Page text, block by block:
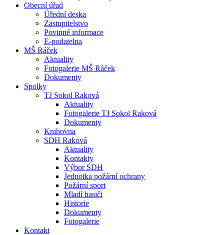
Obecní úřad
Úřední deska
Zastupitelstvo
Povinné informace
E-podatelna
MŠ Ráček
Aktuality
Fotogalerie MŠ Ráček
Dokumenty
Spolky
TJ Sokol Raková
Aktuality
Fotogalerie TJ Sokol Raková
Dokumenty
Knihovna
SDH Raková
Aktuality
Kontakty
Výbor SDH
Jednotka požární ochrany
Požární sport
Mladí hasiči
Historie
Dokumenty
Fotogalerie
Kontakt